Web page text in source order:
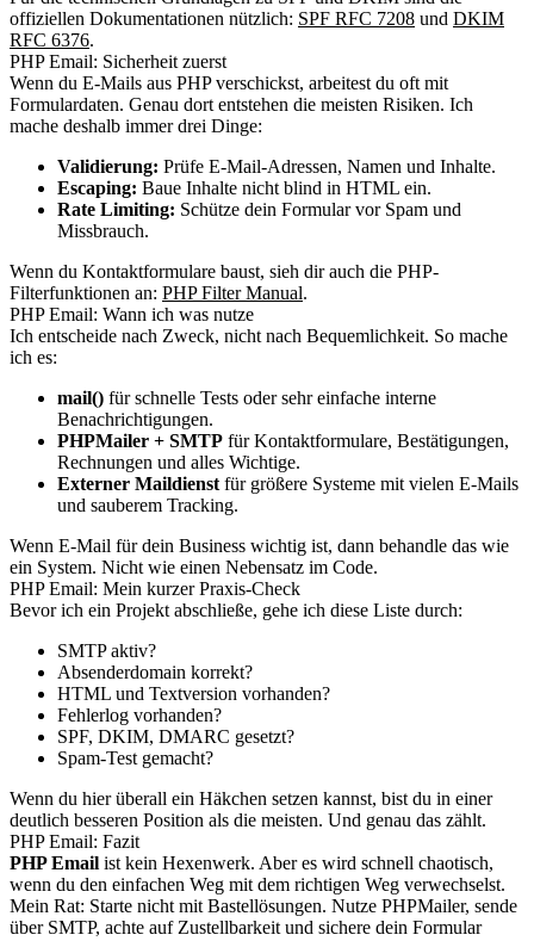
offiziellen Dokumentationen nützlich: SPF RFC 7208 und DKIM
RFC 6376.
PHP Email: Sicherheit zuerst
Wenn du E-Mails aus PHP verschickst, arbeitest du oft mit
Formulardaten. Genau dort entstehen die meisten Risiken. Ich
mache deshalb immer drei Dinge:
Validierung: Prüfe E-Mail-Adressen, Namen und Inhalte.
Escaping: Baue Inhalte nicht blind in HTML ein.
Rate Limiting: Schütze dein Formular vor Spam und
Missbrauch.
Wenn du Kontaktformulare baust, sieh dir auch die PHP-
Filterfunktionen an: PHP Filter Manual.
PHP Email: Wann ich was nutze
Ich entscheide nach Zweck, nicht nach Bequemlichkeit. So mache
ich es:
mail() für schnelle Tests oder sehr einfache interne
Benachrichtigungen.
PHPMailer + SMTP für Kontaktformulare, Bestätigungen,
Rechnungen und alles Wichtige.
Externer Maildienst für größere Systeme mit vielen E-Mails
und sauberem Tracking.
Wenn E-Mail für dein Business wichtig ist, dann behandle das wie
ein System. Nicht wie einen Nebensatz im Code.
PHP Email: Mein kurzer Praxis-Check
Bevor ich ein Projekt abschließe, gehe ich diese Liste durch:
SMTP aktiv?
Absenderdomain korrekt?
HTML und Textversion vorhanden?
Fehlerlog vorhanden?
SPF, DKIM, DMARC gesetzt?
Spam-Test gemacht?
Wenn du hier überall ein Häkchen setzen kannst, bist du in einer
deutlich besseren Position als die meisten. Und genau das zählt.
PHP Email: Fazit
PHP Email ist kein Hexenwerk. Aber es wird schnell chaotisch,
wenn du den einfachen Weg mit dem richtigen Weg verwechselst.
Mein Rat: Starte nicht mit Bastellösungen. Nutze PHPMailer, sende
über SMTP, achte auf Zustellbarkeit und sichere dein Formular